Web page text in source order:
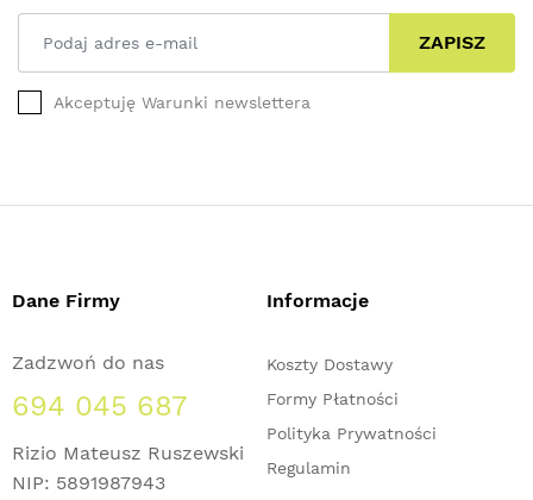
ZAPISZ
Akceptuję Warunki newslettera
Dane Firmy
Zadzwoń do nas
694 045 687
Rizio Mateusz Ruszewski
NIP: 5891987943
Informacje
Koszty Dostawy
Formy Płatności
Polityka Prywatności
Regulamin